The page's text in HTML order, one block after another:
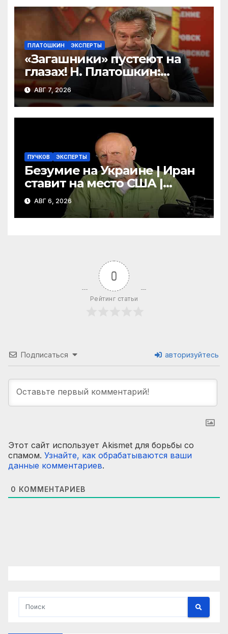
ПЛАТОШКИН ЭКСПЕРТЫ
«Загашники» пустеют на
глазах! Н. Платошкин:
посмотрите, что власть
скрывает за красивыми
отчётами!
АВГ 7, 2026
ПУЧКОВ ЭКСПЕРТЫ
Безумие на Украине | Иран
ставит на место США |
Фильм «Одиссея»
шокировал Гомера | Гоблин
АВГ 6, 2026
0
Рейтинг статьи
Подписаться авторизуйтесь
Этот сайт использует Akismet для борьбы со
спамом. Узнайте, как обрабатываются ваши
данные комментариев.
0 КОММЕНТАРИЕВ